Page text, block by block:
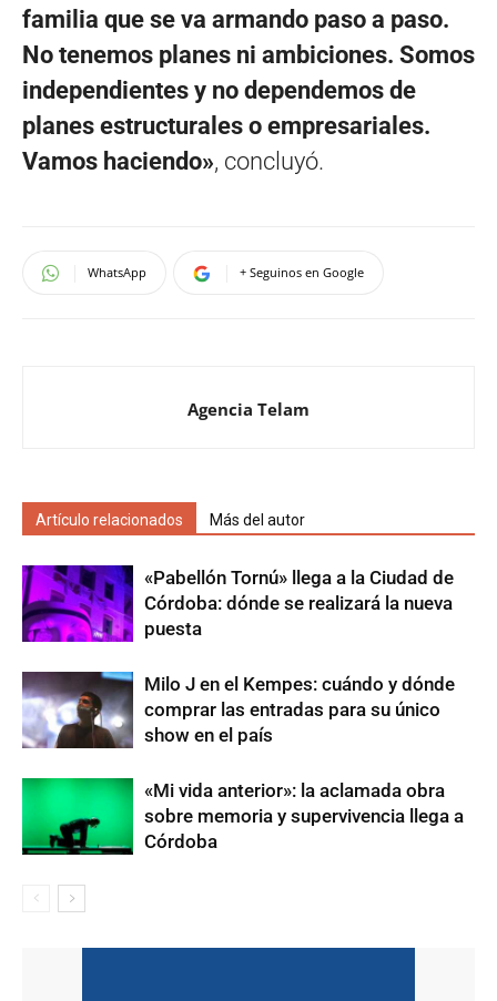
familia que se va armando paso a paso.
No tenemos planes ni ambiciones. Somos
independientes y no dependemos de
planes estructurales o empresariales.
Vamos haciendo», concluyó.
WhatsApp + Seguinos en Google
Agencia Telam
Artículo relacionados Más del autor
«Pabellón Tornú» llega a la Ciudad de
Córdoba: dónde se realizará la nueva
puesta
Milo J en el Kempes: cuándo y dónde
comprar las entradas para su único
show en el país
«Mi vida anterior»: la aclamada obra
sobre memoria y supervivencia llega a
Córdoba